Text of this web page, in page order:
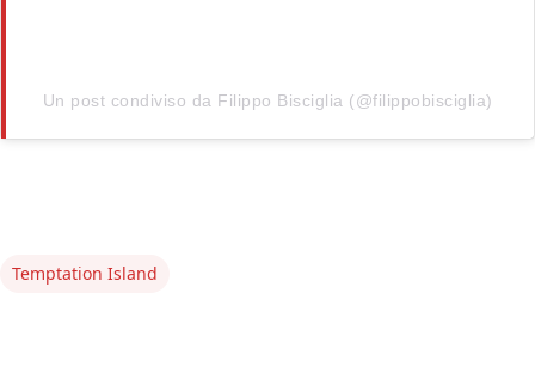
Un post condiviso da Filippo Bisciglia (@filippobisciglia)
Temptation Island